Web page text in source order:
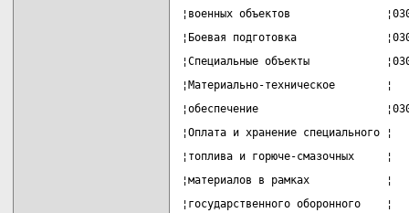
¦военных объектов
¦Боевая подготовка
¦Специальные объекты
¦Материально-техническое
¦обеспечение
¦Оплата и хранение
¦топлива и горюче-
¦материалов в рамках
¦государственного